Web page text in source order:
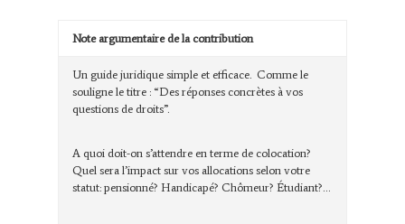
Note argumentaire de la contribution
Un guide juridique simple et efficace. Comme le
souligne le titre : “Des réponses concrètes à vos
questions de droits”.
A quoi doit-on s’attendre en terme de colocation?
Quel sera l’impact sur vos allocations selon votre
statut: pensionné? Handicapé? Chômeur? Étudiant?…